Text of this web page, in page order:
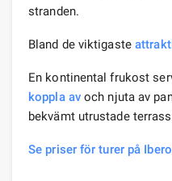
stranden.
Bland de viktigaste
En kontinental frukost
koppla avoch njuta av
bekvämt utrustade
Se priser för turer på